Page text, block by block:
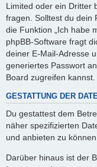
Limited oder ein Dritter
fragen. Solltest du dein
die Funktion „Ich habe
phpBB-Software fragt
deiner E-Mail-Adresse
generiertes Passwort
Board zugreifen kannst.
GESTATTUNG DER
Du gestattest dem
näher spezifizierten
und anbieten zu können.
Darüber hinaus ist der